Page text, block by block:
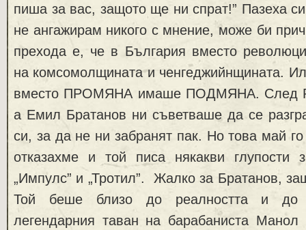
пиша за вас, защото ще ни спрат!” Пазеха
не ангажирам никого с мнение, може би
прехода е, че в България вместо
на комсомолщината и ченгеджийнщината.
вместо ПРОМЯНА имаше ПОДМЯНА. След
а Емил Братанов ни съветваше да се
си, за да не ни забранят пак. Но това май
отказахме и той писа някакви глупости
„Импулс” и „Тротил”. Жалко за Братанов,
Той беше близо до реалността и до
легендарния таван на барабаниста Манол